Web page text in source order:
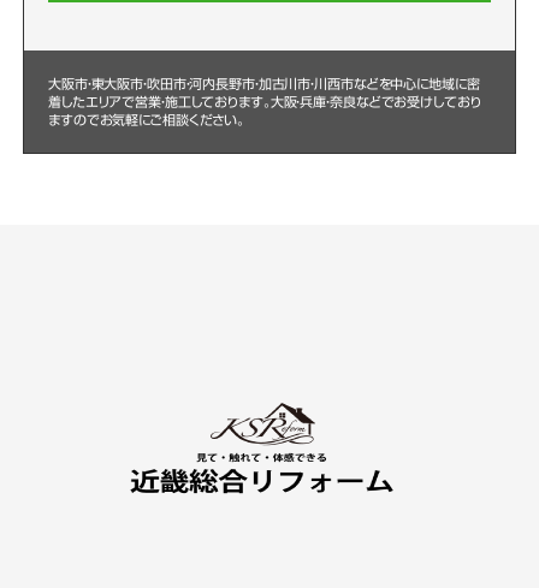
大阪市・東大阪市・吹田市・河内長野市・加古川市・川西市などを中心に地域に密
着したエリアで営業・施工しております。大阪・兵庫・奈良などでお受けしており
ますのでお気軽にご相談ください。